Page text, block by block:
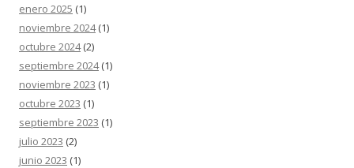
enero 2025 (1)
noviembre 2024(1)
octubre 2024(2)
septiembre 2024(1)
noviembre 2023 (1)
octubre 2023 (1)
septiembre 2023 (1)
julio 2023 (2)
junio 2023 (1)